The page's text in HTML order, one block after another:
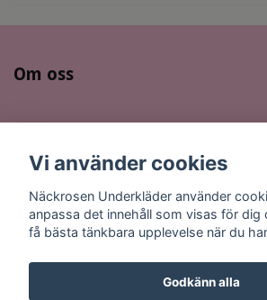
Om oss
Sociala medier
Vi använder cookies
Näckrosen Underkläder använder
anpassa det innehåll som visas för dig
få bästa tänkbara upplevelse när du
Godkänn alla